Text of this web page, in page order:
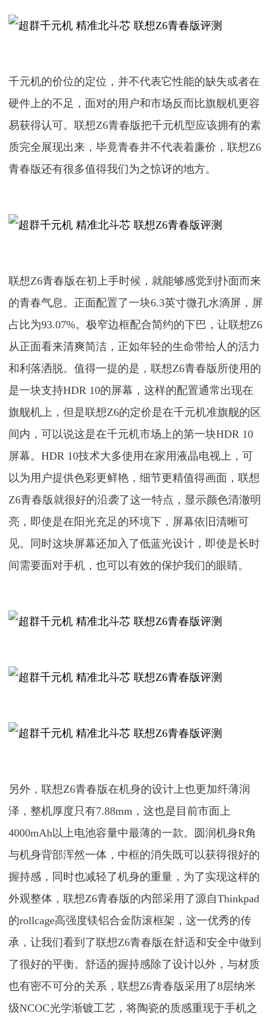
千元机的价位的定位，并不代表它性能的缺失或者在
硬件上的不足，面对的用户和市场反而比旗舰机更容
易获得认可。联想Z6青春版把千元机型应该拥有的素
质完全展现出来，毕竟青春并不代表着廉价，联想Z6
青春版还有很多值得我们为之惊讶的地方。
联想Z6青春版在初上手时候，就能够感觉到扑面而来
的青春气息。正面配置了一块6.3英寸微孔水滴屏，屏
占比为93.07%。极窄边框配合简约的下巴，让联想Z6
从正面看来清爽简洁，正如年轻的生命带给人的活力
和利落洒脱。值得一提的是，联想Z6青春版所使用的
是一块支持HDR 10的屏幕，这样的配置通常出现在
旗舰机上，但是联想Z6的定价是在千元机准旗舰的区
间内，可以说这是在千元机市场上的第一块HDR 10
屏幕。HDR 10技术大多使用在家用液晶电视上，可
以为用户提供色彩更鲜艳，细节更精值得画面，联想
Z6青春版就很好的沿袭了这一特点，显示颜色清澈明
亮，即使是在阳光充足的环境下，屏幕依旧清晰可
见。同时这块屏幕还加入了低蓝光设计，即使是长时
间需要面对手机，也可以有效的保护我们的眼睛。
另外，联想Z6青春版在机身的设计上也更加纤薄润
泽，整机厚度只有7.88mm，这也是目前市面上
4000mAh以上电池容量中最薄的一款。圆润机身R角
与机身背部浑然一体，中框的消失既可以获得很好的
握持感，同时也减轻了机身的重量，为了实现这样的
外观整体，联想Z6青春版的内部采用了源自Thinkpad
的rollcage高强度镁铝合金防滚框架，这一优秀的传
承，让我们看到了联想Z6青春版在舒适和安全中做到
了很好的平衡。舒适的握持感除了设计以外，与材质
也有密不可分的关系，联想Z6青春版采用了8层纳米
级NCOC光学渐镀工艺，将陶瓷的质感重现于手机之